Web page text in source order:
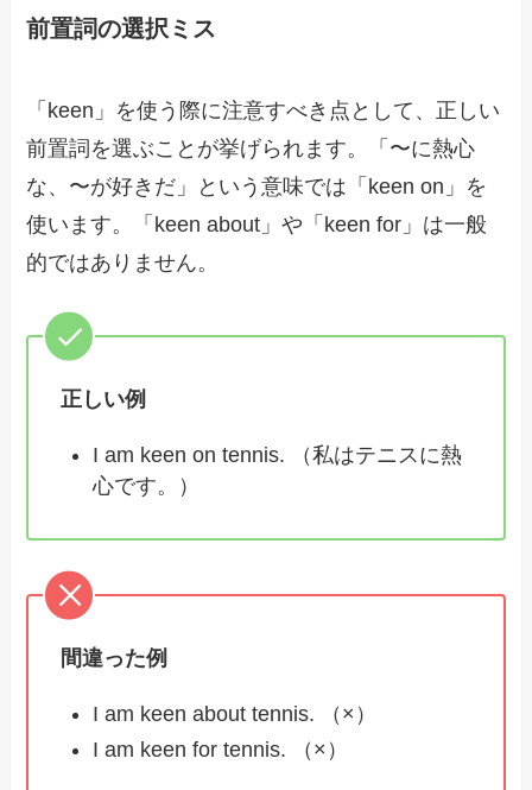
前置詞の選択ミス
「keen」を使う際に注意すべき点として、正しい
前置詞を選ぶことが挙げられます。「〜に熱心
な、〜が好きだ」という意味では「keen on」を
使います。「keen about」や「keen for」は一般
的ではありません。
正しい例
I am keen on tennis. （私はテニスに熱
心です。）
間違った例
I am keen about tennis. （×）
I am keen for tennis. （×）